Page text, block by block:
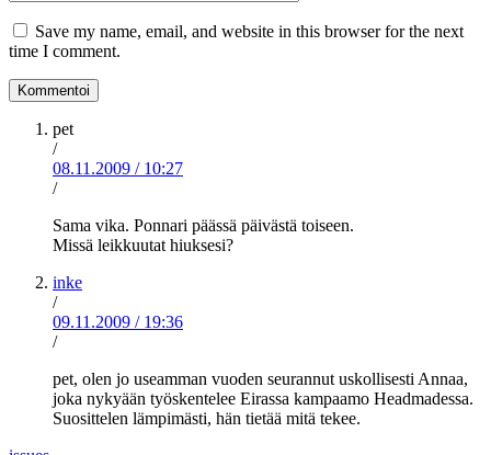
Save my name, email, and website in this browser for the next
time I comment.
pet
/
08.11.2009 / 10:27
/
Sama vika. Ponnari päässä päivästä toiseen.
Missä leikkuutat hiuksesi?
inke
/
09.11.2009 / 19:36
/
pet, olen jo useamman vuoden seurannut uskollisesti Annaa,
joka nykyään työskentelee Eirassa kampaamo Headmadessa.
Suosittelen lämpimästi, hän tietää mitä tekee.